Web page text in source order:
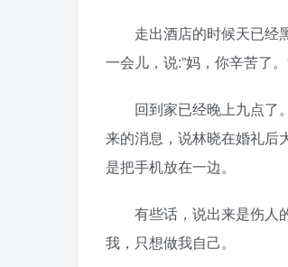
走出酒店的时候天已经黑
一会儿，说:”妈，你辛苦了
回到家已经晚上九点了。
来的消息，说林晓在婚礼后
是把手机放在一边。
有些话，说出来是伤人的
我，只想做我自己。